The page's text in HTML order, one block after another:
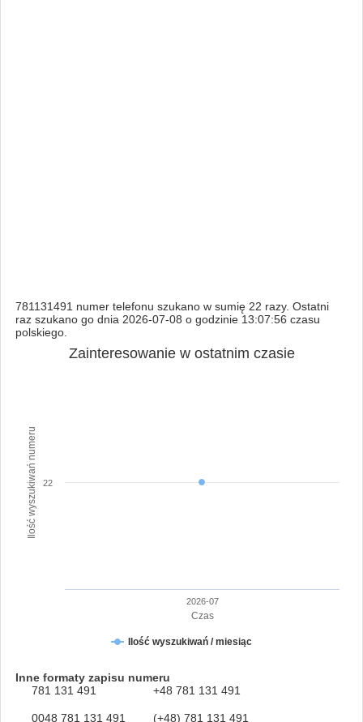
781131491 numer telefonu szukano w sumię 22 razy. Ostatni
raz szukano go dnia 2026-07-08 o godzinie 13:07:56 czasu
polskiego.
Czas
Ilość wyszukiwań numeru
Zainteresowanie w ostatnim czasie
Ilość wyszukiwań / miesiąc
2026-07
22
Inne formaty zapisu numeru
781 131 491
+48 781 131 491
0048 781 131 491 (+48) 781 131 491